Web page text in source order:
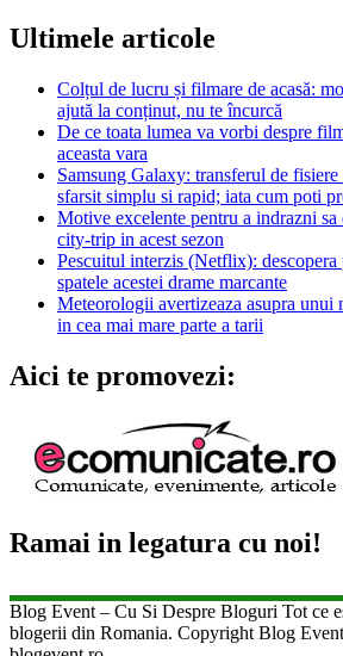
Ultimele articole
Colțul de lucru și filmare de acasă:
ajută la conținut, nu te încurcă
De ce toata lumea va vorbi despre
aceasta vara
Samsung Galaxy: transferul de
sfarsit simplu si rapid; iata cum poti
Motive excelente pentru a indrazni
city-trip in acest sezon
Pescuitul interzis (Netflix): descopera
spatele acestei drame marcante
Meteorologii avertizeaza asupra unui
in cea mai mare parte a tarii
Aici te promovezi:
Ramai in legatura cu noi!
Blog Event – Cu Si Despre Bloguri Tot ce
blogerii din Romania. Copyright Blog